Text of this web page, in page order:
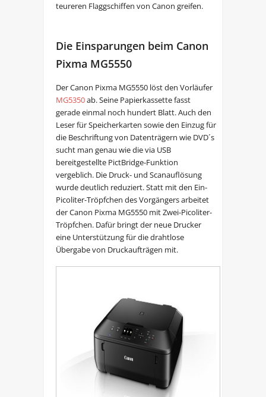
teureren Flaggschiffen von Canon greifen.
Die Einsparungen beim Canon
Pixma MG5550
Der Canon Pixma MG5550 löst den Vorläufer
MG5350ab. Seine Papierkassette fasst
gerade einmal noch hundert Blatt. Auch den
Leser für Speicherkarten sowie den Einzug für
die Beschriftung von Datenträgern wie DVD´s
sucht man genau wie die via USB
bereitgestellte PictBridge-Funktion
vergeblich. Die Druck- und Scanauflösung
wurde deutlich reduziert. Statt mit den Ein-
Picoliter-Tröpfchen des Vorgängers arbeitet
der Canon Pixma MG5550 mit Zwei-Picoliter-
Tröpfchen. Dafür bringt der neue Drucker
eine Unterstützung für die drahtlose
Übergabe von Druckaufträgen mit.